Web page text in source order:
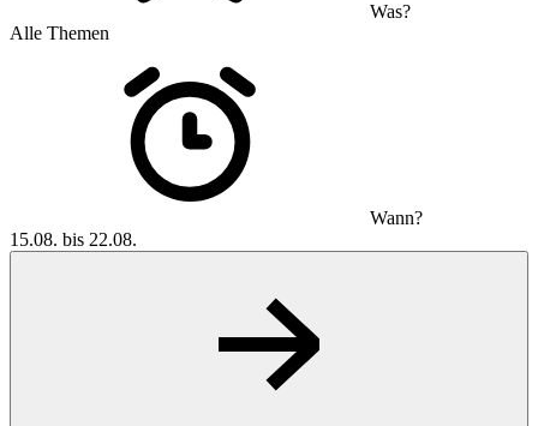
Was?
Alle Themen
Wann?
15.08. bis 22.08.